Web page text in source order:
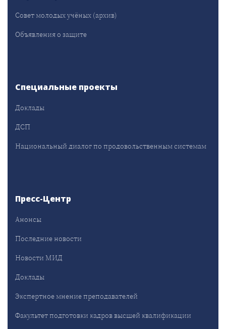
Совет молодых учёных (архив)
Объявления о защите
Специальные проекты
Доклады
ДСП
Национальный диалог по продовольственным системам
Пресс-Центр
Анонсы
Последние новости
Новости МИД
Доклады
Экспертное мнение преподавателей
Факультет подготовки кадров высшей квалификации